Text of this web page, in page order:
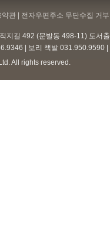
약관 | 전자우편주소 무단수집 거
지길 492 (문발동 498-11) 도서
| 보리 책밭 031.950.9590
All rights reserved.